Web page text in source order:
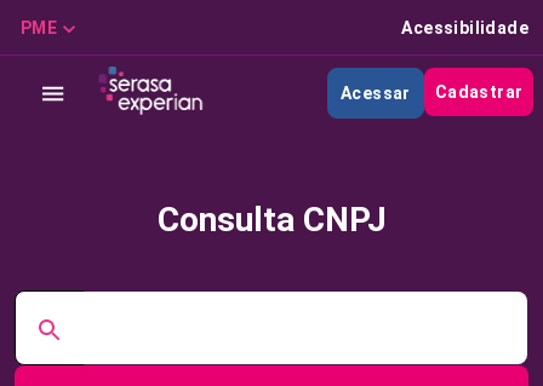
PME Acessibilidade
Acessar Cadastrar
Consulta CNPJ